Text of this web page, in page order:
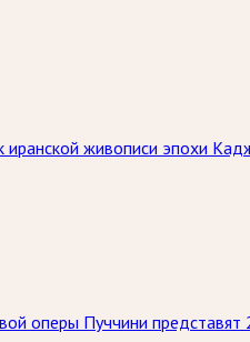
живописи эпохи
оперы Пуччини